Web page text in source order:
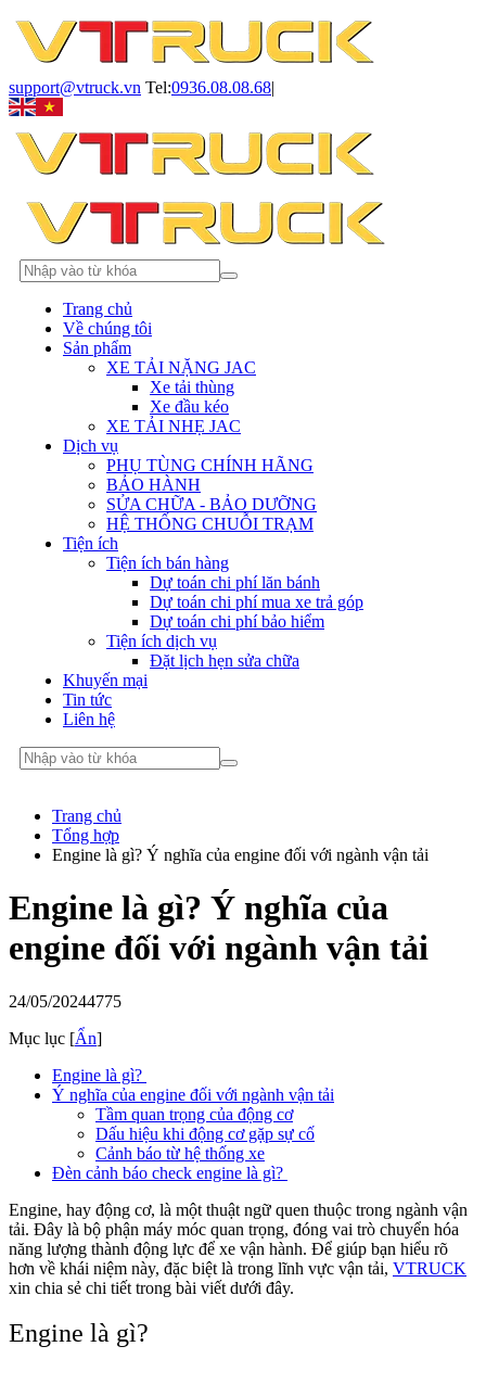
support@vtruck.vn Tel:0936.08.08.68|
Trang chủ
Về chúng tôi
Sản phẩm
XE TẢI NẶNG JAC
Xe tải thùng
Xe đầu kéo
XE TẢI NHẸ JAC
Dịch vụ
PHỤ TÙNG CHÍNH HÃNG
BẢO HÀNH
SỬA CHỮA - BẢO DƯỠNG
HỆ THỐNG CHUỖI TRẠM
Tiện ích
Tiện ích bán hàng
Dự toán chi phí lăn bánh
Dự toán chi phí mua xe trả góp
Dự toán chi phí bảo hiểm
Tiện ích dịch vụ
Đặt lịch hẹn sửa chữa
Khuyến mại
Tin tức
Liên hệ
Trang chủ
Tổng hợp
Engine là gì? Ý nghĩa của engine đối với ngành vận tải
Engine là gì? Ý nghĩa của
engine đối với ngành vận tải
24/05/20244775
Mục lục [Ẩn]
Engine là gì?
Ý nghĩa của engine đối với ngành vận tải
Tầm quan trọng của động cơ
Dấu hiệu khi động cơ gặp sự cố
Cảnh báo từ hệ thống xe
Đèn cảnh báo check engine là gì?
Engine, hay động cơ, là một thuật ngữ quen thuộc trong ngành vận
tải. Đây là bộ phận máy móc quan trọng, đóng vai trò chuyển hóa
năng lượng thành động lực để xe vận hành. Để giúp bạn hiểu rõ
hơn về khái niệm này, đặc biệt là trong lĩnh vực vận tải, VTRUCK
xin chia sẻ chi tiết trong bài viết dưới đây.
Engine là gì?